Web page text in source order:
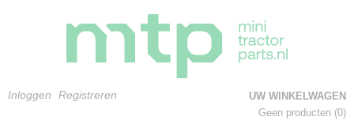
Inloggen Registreren
UW WINKELWAGEN
Geen producten (0)